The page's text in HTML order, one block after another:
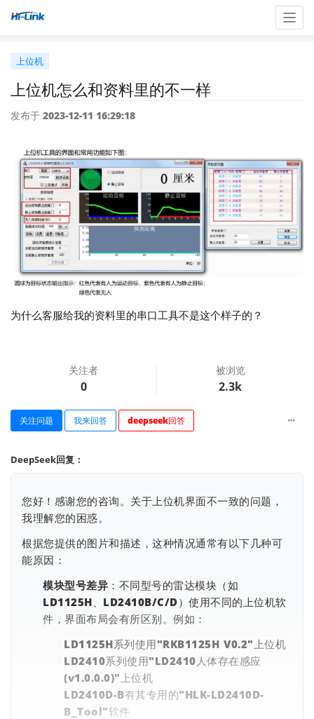
上位机
上位机怎么和资料里的不一样
发布于 2023-12-11 16:29:18
为什么客服给我的资料里的串口工具不是这个样子的？
关注者
0
被浏览
2.3k
关注问题 我来回答 deepseek回答
DeepSeek回复：
您好！感谢您的咨询。关于上位机界面不一致的问题，
我理解您的困惑。
根据您提供的图片和描述，这种情况通常有以下几种可
能原因：
模块型号差异 ：不同型号的雷达模块（如
LD1125H、LD2410B/C/D）使用不同的上位机软
件，界面布局会有所区别。例如：
LD1125H系列使用"RKB1125H V0.2"上位机
LD2410系列使用"LD2410人体存在感应
(v1.0.0.0)"上位机
LD2410D-B有其专用的"HLK-LD2410D-
B_Tool"软件